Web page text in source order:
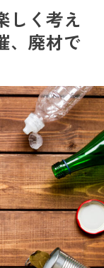
しく考え
、廃材で